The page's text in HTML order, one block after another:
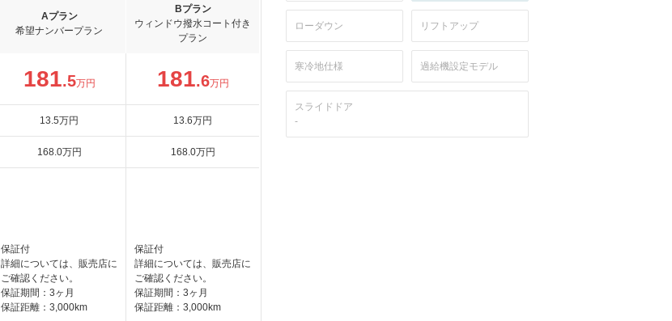
Aプラン
希望ナンバープラン
Bプラン
ウィンドウ撥水コート付き
プラン
181.5万円 181.6万円
13.5万円 13.6万円
168.0万円 168.0万円
保証付
詳細については、販売店に
ご確認ください。
保証期間：3ヶ月
保証距離：3,000km
保証付
詳細については、販売店に
ご確認ください。
保証期間：3ヶ月
保証距離：3,000km
ローダウン リフトアップ
寒冷地仕様 過給機設定モデル
スライドドア
-